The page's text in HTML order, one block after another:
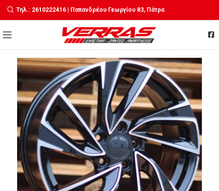
Τηλ.: 2610222416 | Παπανδρέου Γεωργίου 83, Πάτρα